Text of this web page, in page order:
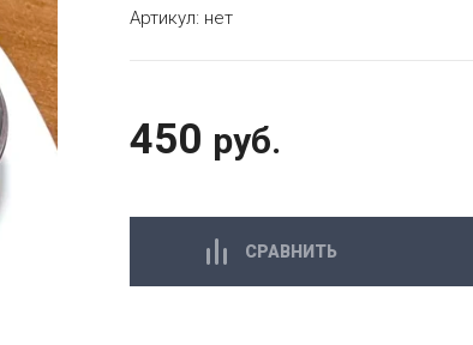
Артикул: нет
450 руб.
СРАВНИТЬ